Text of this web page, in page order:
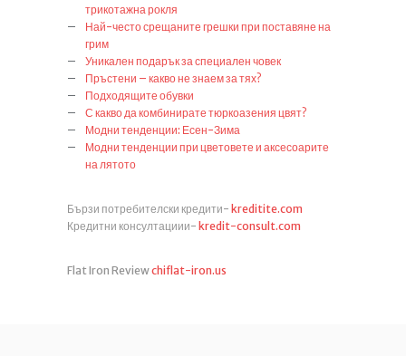
трикотажна рокля
Най-често срещаните грешки при поставяне на
грим
Уникален подарък за специален човек
Пръстени – какво не знаем за тях?
Подходящите обувки
С какво да комбинирате тюркоазения цвят?
Модни тенденции: Есен-Зима
Модни тенденции при цветовете и аксесоарите
на лятото
Бързи потребителски кредити- kreditite.com
Кредитни консултациии- kredit-consult.com
Flat Iron Reviewchiflat-iron.us